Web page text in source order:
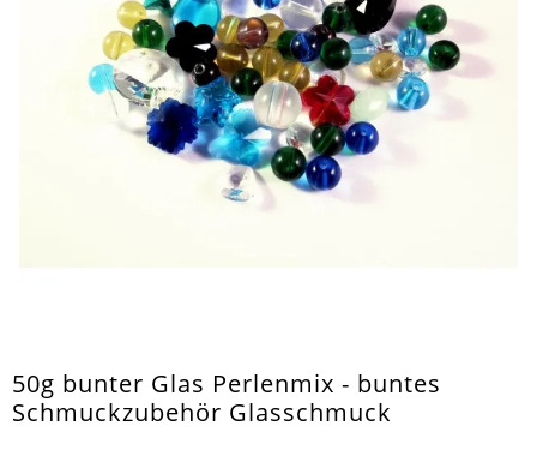
50g bunter Glas Perlenmix - buntes
Schmuckzubehör Glasschmuck